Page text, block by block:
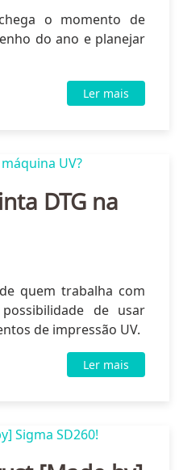
o momento de
do ano e planejar
Ler mais
DTG na
quem trabalha com
de usar
de impressão UV.
Ler mais